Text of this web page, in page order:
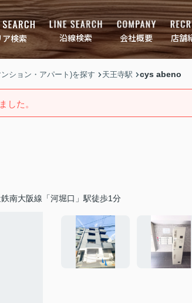
ア検索 沿線検索 会社概要 店舗
ション・アパート)を探す 天王寺駅 cys abeno
した。
南大阪線「河堀口」駅徒歩1分